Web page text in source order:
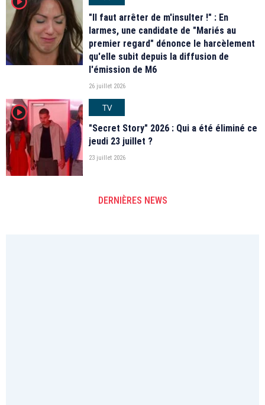
"Il faut arrêter de m'insulter !" : En
larmes, une candidate de "Mariés au
premier regard" dénonce le harcèlement
qu'elle subit depuis la diffusion de
l'émission de M6
26 juillet 2026
player2
TV
"Secret Story" 2026 : Qui a été éliminé ce
jeudi 23 juillet ?
23 juillet 2026
DERNIÈRES NEWS